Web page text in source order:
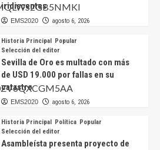
iridiscentes
EMS2020 agosto 6, 2026
Historia Principal
Popular
Selección del editor
Sevilla de Oro es multado con más
de USD 19.000 por fallas en su
catastro
EMS2020 agosto 6, 2026
Historia Principal Política Popular
Selección del editor
Asambleísta presenta proyecto de